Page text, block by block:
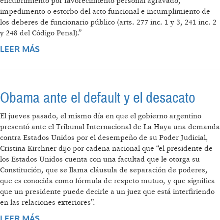
impedimento o estorbo del acto funcional e incumplimiento de
los deberes de funcionario público (arts. 277 inc. 1 y 3, 241 inc. 2
y 248 del Código Penal).”
LEER MÁS
ASIDERO"
Obama ante el default y el desacato
El jueves pasado, el mismo día en que el gobierno argentino
presentó ante el Tribunal Internacional de La Haya una demanda
contra Estados Unidos por el desempeño de su Poder Judicial,
Cristina Kirchner dijo por cadena nacional que “el presidente de
los Estados Unidos cuenta con una facultad que le otorga su
Constitución, que se llama cláusula de separación de poderes,
que es conocida como fórmula de respeto mutuo, y que significa
que un presidente puede decirle a un juez que está interfiriendo
en las relaciones exteriores”.